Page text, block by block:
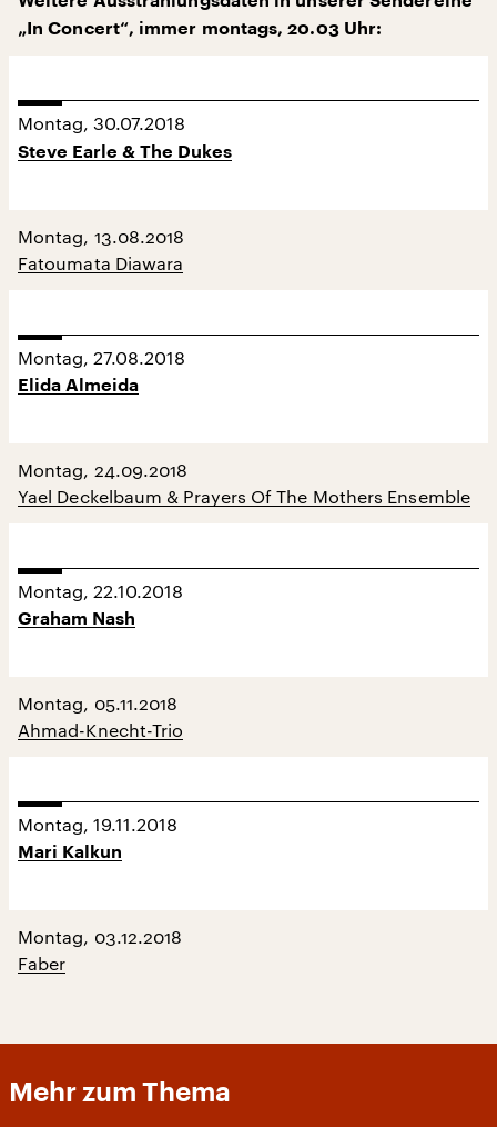
„In Concert“, immer montags, 20.03 Uhr:
Montag, 30.07.2018
Steve Earle & The Dukes
Montag, 13.08.2018
Fatoumata Diawara
Montag, 27.08.2018
Elida Almeida
Montag, 24.09.2018
Yael Deckelbaum & Prayers Of The Mothers Ensemble
Montag, 22.10.2018
Graham Nash
Montag, 05.11.2018
Ahmad-Knecht-Trio
Montag, 19.11.2018
Mari Kalkun
Montag, 03.12.2018
Faber
Mehr zum Thema